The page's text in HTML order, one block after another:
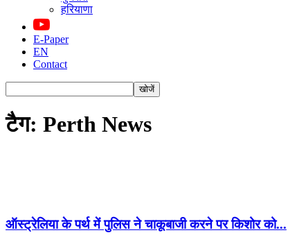
हरियाणा
E-Paper
EN
Contact
टैग: Perth News
ऑस्ट्रेलिया के पर्थ में पुलिस ने चाकूबाजी करने पर किशोर को...